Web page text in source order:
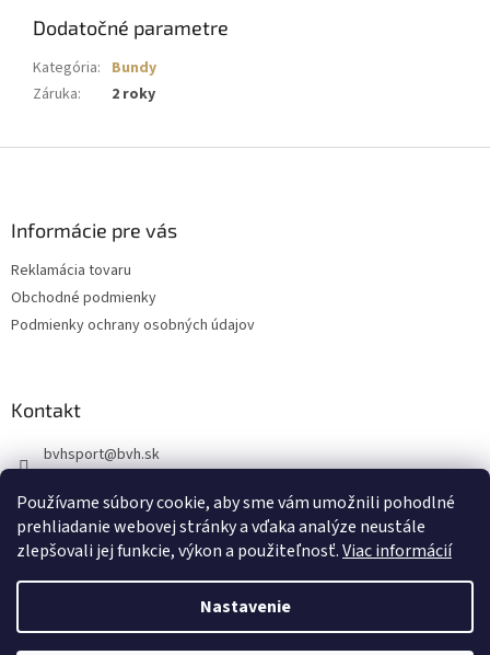
Používame súbory cookie, aby sme vám umožnili pohodlné
prehliadanie webovej stránky a vďaka analýze neustále
zlepšovali jej funkcie, výkon a použiteľnosť.Viac informácií
Nastavenie
Dodatočné parametre
Kategória: Bundy
Záruka: 2 roky
Informácie pre vás
Reklamácia tovaru
Obchodné podmienky
Podmienky ochrany osobných údajov
Kontakt
bvhsport@bvh.sk
https://www.facebook.com/profile.php?id=100085341344983
bvhsport